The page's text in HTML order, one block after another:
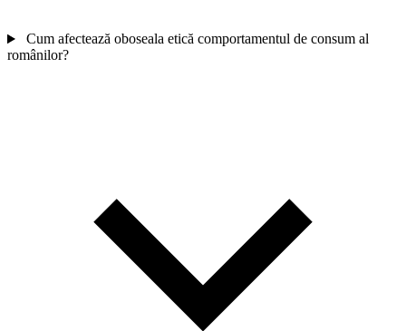
Cum afectează oboseala etică comportamentul de consum al
românilor?